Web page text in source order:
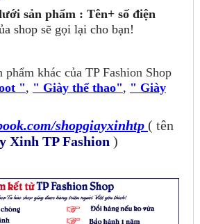
sản phẩm : Tên+ số điện
shop sẽ gọi lại cho bạn!
phẩm khác của TP Fashion Shop
", " Giày thể thao", " Giày
shopgiayxinhtp ( tên
Xinh TP Fashion )